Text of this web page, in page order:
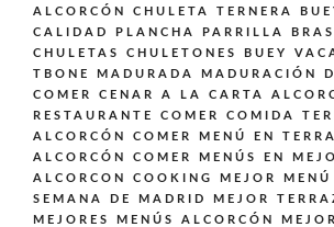
ALCORCÓN
CHULETA TERNERA
CALIDAD PLANCHA PARRILLA
CHULETAS CHULETONES BUEY
TBONE MADURADA MADURACIÓN
COMER CENAR A LA CARTA
RESTAURANTE
COMER COMIDA
ALCORCÓN
COMER MENÚ EN
ALCORCÓN
COMER MENÚS EN
ALCORCON
COOKING
MEJOR
SEMANA DE MADRID
MEJOR
MEJORES MENÚS ALCORCÓN